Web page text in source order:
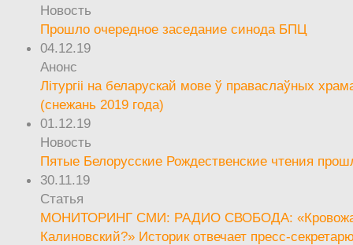
Новость
Прошло очередное заседание синода БПЦ
04.12.19
Анонс
Літургіі на беларускай мове ў праваслаўных
(снежань 2019 года)
01.12.19
Новость
Пятые Белорусские Рождественские чтения
30.11.19
Статья
МОНИТОРИНГ СМИ: РАДИО СВОБОДА:
Калиновский?» Историк отвечает пресс-